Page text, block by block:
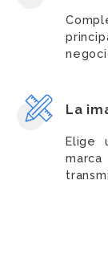
La
Elige